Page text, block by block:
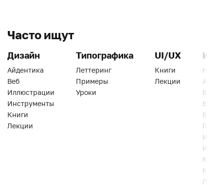
Часто ищут
Дизайн
Айдентика
Веб
Иллюстрации
Инструменты
Книги
Лекции
Типографика
Леттеринг
Примеры
Уроки
UI/UX
Книги
Лекции
Веб